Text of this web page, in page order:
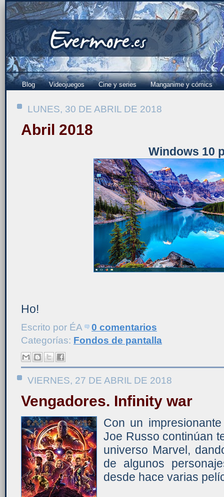
Blog Videojuegos Cine y series Manganime y cómics
LUNES, 30 DE ABRIL DE 2018
Abril 2018
Windows 10
Ho!
Escrito por ÉA
0 comentarios
Categorías: Fondos de pantalla
VIERNES, 27 DE ABRIL DE 2018
Vengadores. Infinity war
Con un
Joe Russo continúan
universo Marvel,
de algunos
desde hace varias